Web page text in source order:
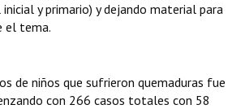
Registro
y primario) y dejando material para
el tema.
de niños que sufrieron quemaduras fue
con 266 casos totales con 58